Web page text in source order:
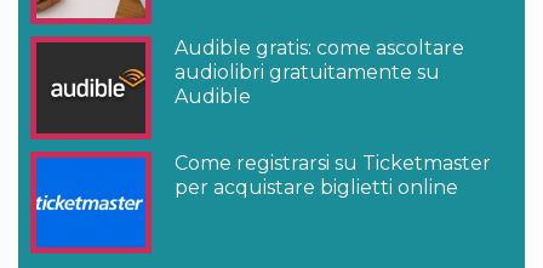
Audible gratis: come ascoltare
audiolibri gratuitamente su
Audible
Come registrarsi su Ticketmaster
per acquistare biglietti online